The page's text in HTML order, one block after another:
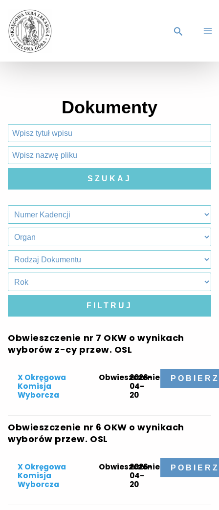
Dokumenty
SZUKAJ
FILTRUJ
Obwieszczenie nr 7 OKW o wynikach
wyborów z-cy przew. OSL
X Okręgowa
Komisja
Wyborcza
Obwieszczenie
2026-
04-
20
POBIERZ
Obwieszczenie nr 6 OKW o wynikach
wyborów przew. OSL
X Okręgowa
Komisja
Wyborcza
Obwieszczenie
2026-
04-
20
POBIERZ